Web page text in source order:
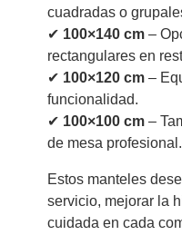
cuadradas o
✔ 100×140 cm–
rectangulares en
✔ 100×120 cm–
funcionalidad.
✔ 100×100 cm–
de mesa profesional.
Estos manteles
servicio, mejorar la
cuidada en cada